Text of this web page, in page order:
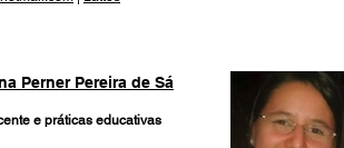
Perner Pereira de Sá
e práticas educativas